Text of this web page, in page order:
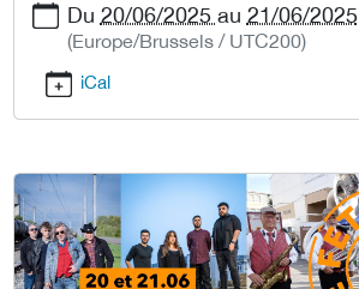
Du 20/06/2025 au 21/06/2025
(Europe/Brussels / UTC200)
iCal